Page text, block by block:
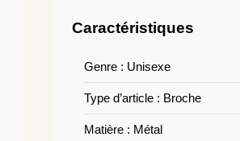
Caractéristiques
Genre : Unisexe
Type d’article : Broche
Matière : Métal